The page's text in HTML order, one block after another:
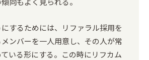
するためには、リファラル採用を
ンバーを一人用意し、その人が常
いる形にする。この時にリフカム